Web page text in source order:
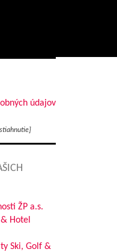
údajov
ŽP a.s.
Hotel
Ski, Golf &